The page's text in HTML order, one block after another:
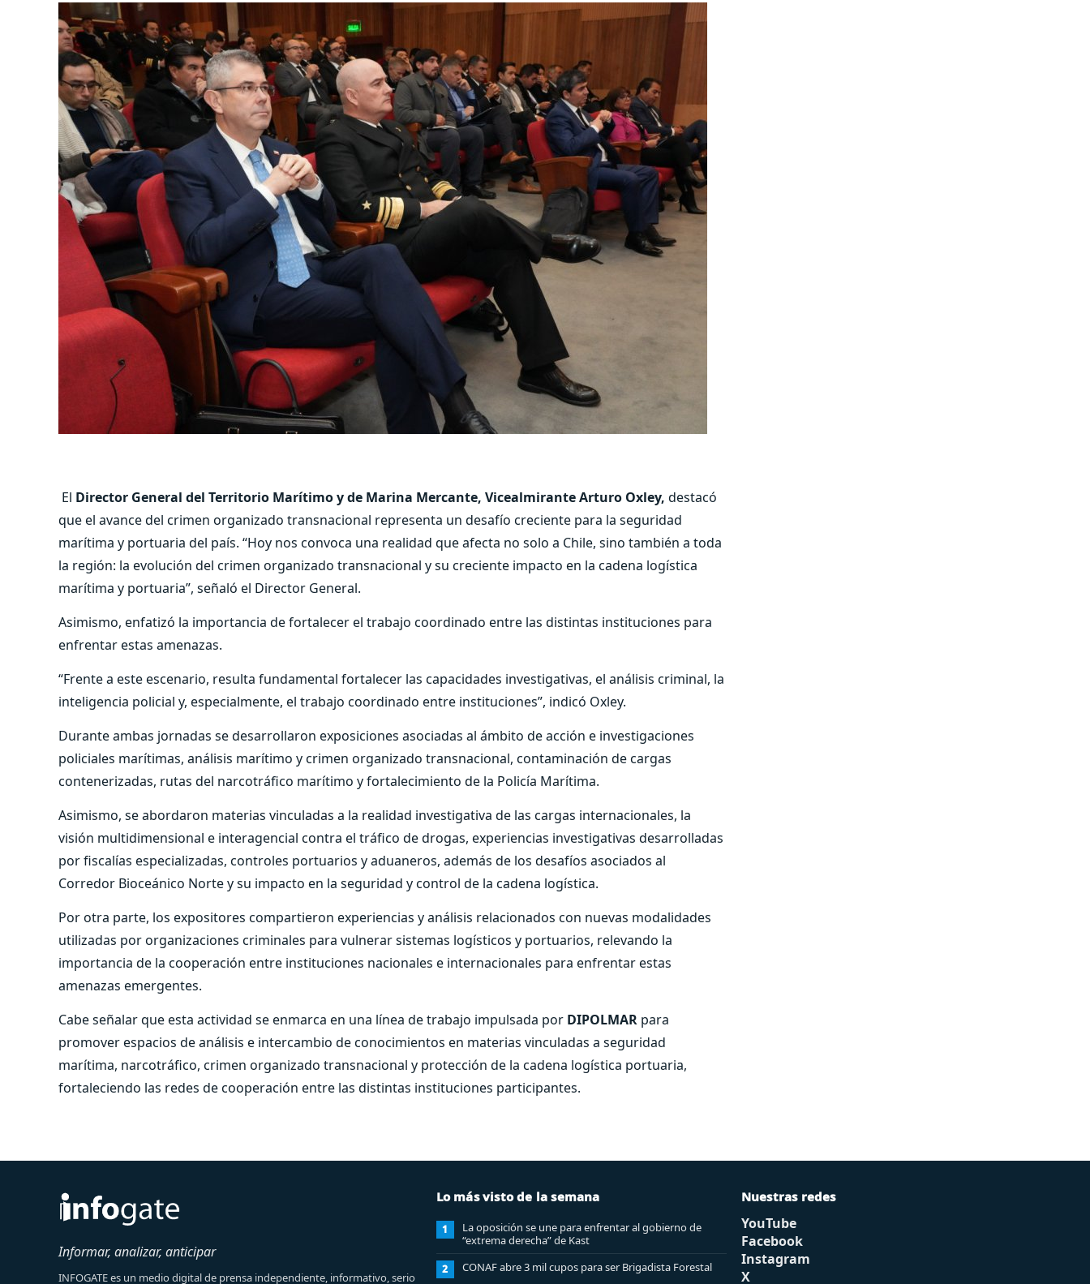
El Director General del Territorio Marítimo y de Marina Mercante, Vicealmirante Arturo Oxley, destacó
que el avance del crimen organizado transnacional representa un desafío creciente para la seguridad
marítima y portuaria del país. “Hoy nos convoca una realidad que afecta no solo a Chile, sino también a toda
la región: la evolución del crimen organizado transnacional y su creciente impacto en la cadena logística
marítima y portuaria”, señaló el Director General.
Asimismo, enfatizó la importancia de fortalecer el trabajo coordinado entre las distintas instituciones para
enfrentar estas amenazas.
“Frente a este escenario, resulta fundamental fortalecer las capacidades investigativas, el análisis criminal, la
inteligencia policial y, especialmente, el trabajo coordinado entre instituciones”, indicó Oxley.
Durante ambas jornadas se desarrollaron exposiciones asociadas al ámbito de acción e investigaciones
policiales marítimas, análisis marítimo y crimen organizado transnacional, contaminación de cargas
contenerizadas, rutas del narcotráfico marítimo y fortalecimiento de la Policía Marítima.
Asimismo, se abordaron materias vinculadas a la realidad investigativa de las cargas internacionales, la
visión multidimensional e interagencial contra el tráfico de drogas, experiencias investigativas desarrolladas
por fiscalías especializadas, controles portuarios y aduaneros, además de los desafíos asociados al
Corredor Bioceánico Norte y su impacto en la seguridad y control de la cadena logística.
Por otra parte, los expositores compartieron experiencias y análisis relacionados con nuevas modalidades
utilizadas por organizaciones criminales para vulnerar sistemas logísticos y portuarios, relevando la
importancia de la cooperación entre instituciones nacionales e internacionales para enfrentar estas
amenazas emergentes.
Cabe señalar que esta actividad se enmarca en una línea de trabajo impulsada por DIPOLMAR para
promover espacios de análisis e intercambio de conocimientos en materias vinculadas a seguridad
marítima, narcotráfico, crimen organizado transnacional y protección de la cadena logística portuaria,
fortaleciendo las redes de cooperación entre las distintas instituciones participantes.
Informar, analizar, anticipar
INFOGATE es un medio digital de prensa independiente, informativo, serio
Lo más visto de la semana
1
La oposición se une para enfrentar al gobierno de
“extrema derecha” de Kast
2 CONAF abre 3 mil cupos para ser Brigadista Forestal
Nuestras redes
YouTube
Facebook
Instagram
X